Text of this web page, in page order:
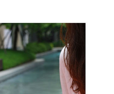
페이코 ID로 페
PAYCO 바로